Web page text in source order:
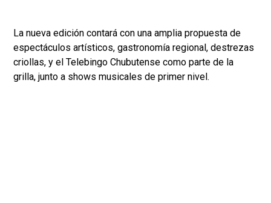
La nueva edición contará con una amplia propuesta de
espectáculos artísticos, gastronomía regional, destrezas
criollas, y el Telebingo Chubutense como parte de la
grilla, junto a shows musicales de primer nivel.